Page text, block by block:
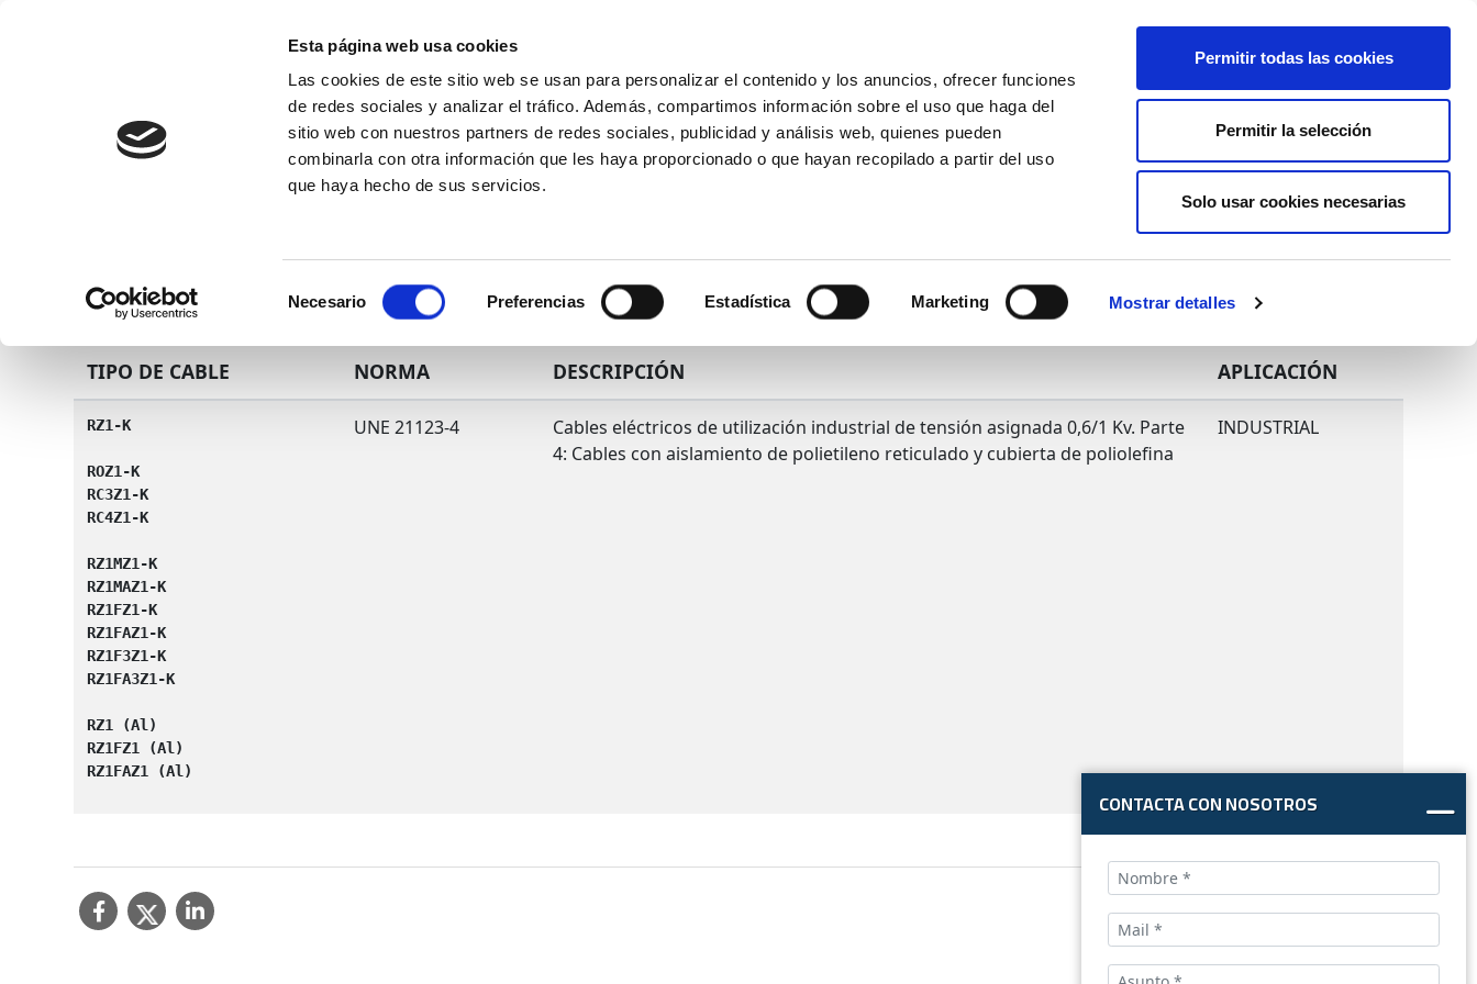
Esta página web usa cookies
Las cookies de este sitio web se usan para personalizar el contenido y los anuncios, ofrecer funciones
de redes sociales y analizar el tráfico. Además, compartimos información sobre el uso que haga del
sitio web con nuestros partners de redes sociales, publicidad y análisis web, quienes pueden
combinarla con otra información que les haya proporcionado o que hayan recopilado a partir del uso
que haya hecho de sus servicios.
Necesario Preferencias Estadística Marketing Mostrar detalles
Permitir todas las cookies
Permitir la selección
Solo usar cookies necesarias
+34 916169710 spanish
Introduce
tu
búsqueda
Botón
Conócenos Ensayos Actualidad
CONTACTA CON NOSOTROS
TIPO DE CABLE NORMA DESCRIPCIÓN APLICACIÓN
RZ1-K
ROZ1-K
RC3Z1-K
RC4Z1-K
RZ1MZ1-K
RZ1MAZ1-K
RZ1FZ1-K
RZ1FAZ1-K
RZ1F3Z1-K
RZ1FA3Z1-K
RZ1 (Al)
RZ1FZ1 (Al)
RZ1FAZ1 (Al)
UNE 21123-4
Cables eléctricos de utilización industrial de tensión asignada 0,6/1 Kv. Parte
4: Cables con aislamiento de polietileno reticulado y cubierta de poliolefina
INDUSTRIAL